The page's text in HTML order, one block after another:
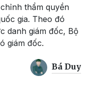
thẩm quyền
gia. Theo đó
danh giám đốc, Bộ
giám đốc.
Bá Duy